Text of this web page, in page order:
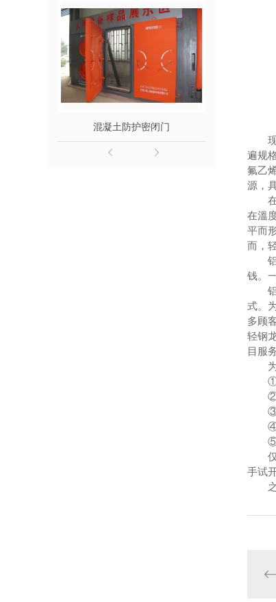
混凝土防护密闭门
现
遍规
氟乙
源，
在
在溫
平而
而，
铝
钱。
铝
式。
多顾
轻钢
目服
为
①选
②在
③轻
④安
⑤大
仅
手试
之